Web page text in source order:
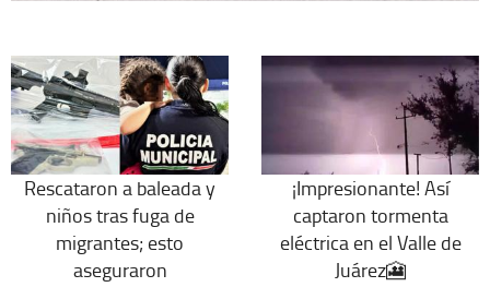
Rescataron a baleada y
niños tras fuga de
migrantes; esto
aseguraron
¡Impresionante! Así
captaron tormenta
eléctrica en el Valle de
Juárez🎦